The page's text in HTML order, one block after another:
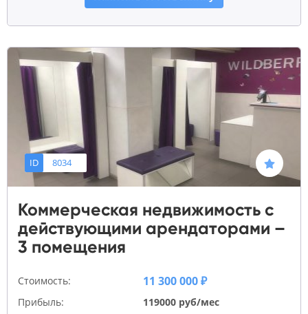
ID 8034
Коммерческая недвижимость с
действующими арендаторами –
3 помещения
Стоимость: 11 300 000 ₽
Прибыль:
119000 руб/мес